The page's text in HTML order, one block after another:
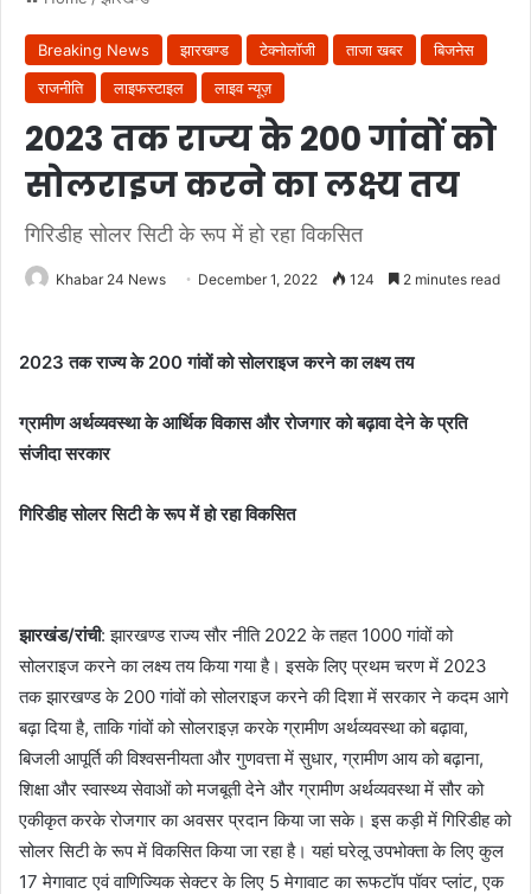
Breaking News झारखण्ड टेक्नोलॉजी ताजा खबर
बिजनेस
राजनीति
लाइफस्टाइल लाइव न्यूज़
2023 तक राज्य के 200 गांवों को
सोलराइज करने का लक्ष्य तय
गिरिडीह सोलर सिटी के रूप में हो रहा विकसित
Khabar 24 News December 1, 2022 124 2 minutes read
2023 तक राज्य के 200 गांवों को सोलराइज करने का लक्ष्य तय
ग्रामीण अर्थव्यवस्था के आर्थिक विकास और रोजगार को बढ़ावा देने के प्रति
संजीदा सरकार
गिरिडीह सोलर सिटी के रूप में हो रहा विकसित
झारखंड/रांची: झारखण्ड राज्य सौर नीति 2022 के तहत 1000 गांवों को
सोलराइज करने का लक्ष्य तय किया गया है। इसके लिए प्रथम चरण में 2023
तक झारखण्ड के 200 गांवों को सोलराइज करने की दिशा में सरकार ने कदम आगे
बढ़ा दिया है, ताकि गांवों को सोलराइज़ करके ग्रामीण अर्थव्यवस्था को बढ़ावा,
बिजली आपूर्ति की विश्वसनीयता और गुणवत्ता में सुधार, ग्रामीण आय को बढ़ाना,
शिक्षा और स्वास्थ्य सेवाओं को मजबूती देने और ग्रामीण अर्थव्यवस्था में सौर को
एकीकृत करके रोजगार का अवसर प्रदान किया जा सके। इस कड़ी में गिरिडीह को
सोलर सिटी के रूप में विकसित किया जा रहा है। यहां घरेलू उपभोक्ता के लिए कुल
17 मेगावाट एवं वाणिज्यिक सेक्टर के लिए 5 मेगावाट का रूफटॉप पॉवर प्लांट, एक